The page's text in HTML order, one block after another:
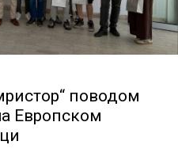
поводом
Европском